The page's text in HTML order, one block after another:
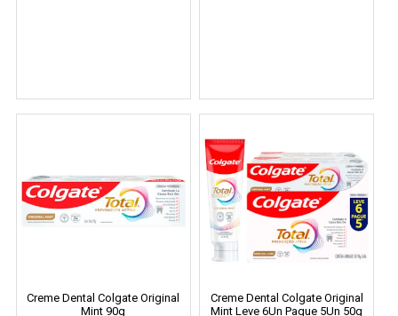
Creme Dental Colgate Original
Mint 90g
Creme Dental Colgate Original
Mint Leve 6Un Pague 5Un 50g